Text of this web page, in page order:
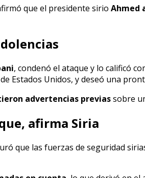
que el presidente sirio Ahmed
, condenó el ataque y lo calificó
Estados Unidos, y deseó una
advertencias previassobre
afirma Siria
que las fuerzas de seguridad